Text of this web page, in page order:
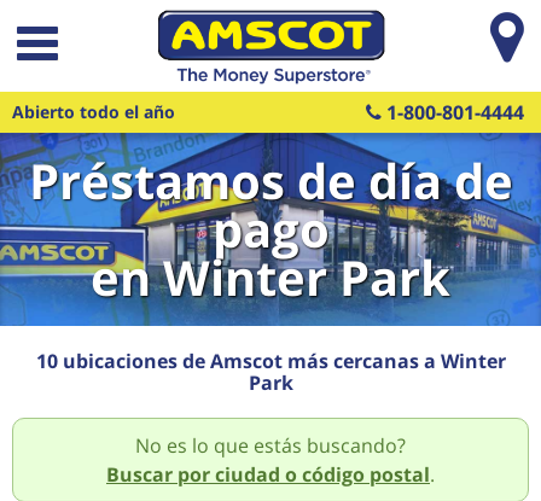
Saltar al contenido principal
Abierto todo el año 1-800-801-4444
Préstamos de día de
pago
en Winter Park
10 ubicaciones de Amscot más cercanas a Winter
Park
No es lo que estás buscando?
Buscar por ciudad o código postal.